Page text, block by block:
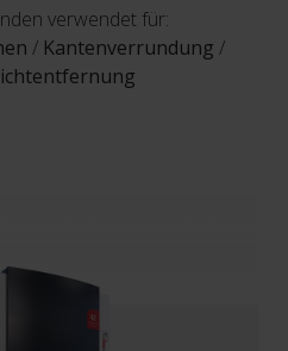
verwendet für:
/ Kantenverrundung /